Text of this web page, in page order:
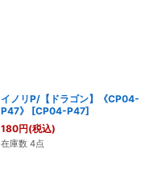
イノリP/【ドラゴン】《CP04-
P47》
[CP04-P47]
180円(税込)
在庫数 4点